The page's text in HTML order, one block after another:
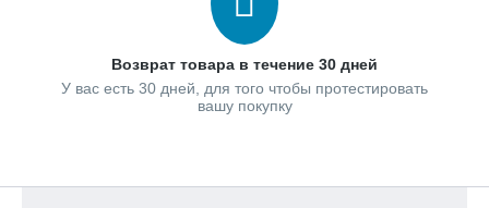
Возврат товара в течение 30 дней
У вас есть 30 дней, для того чтобы протестировать
вашу покупку